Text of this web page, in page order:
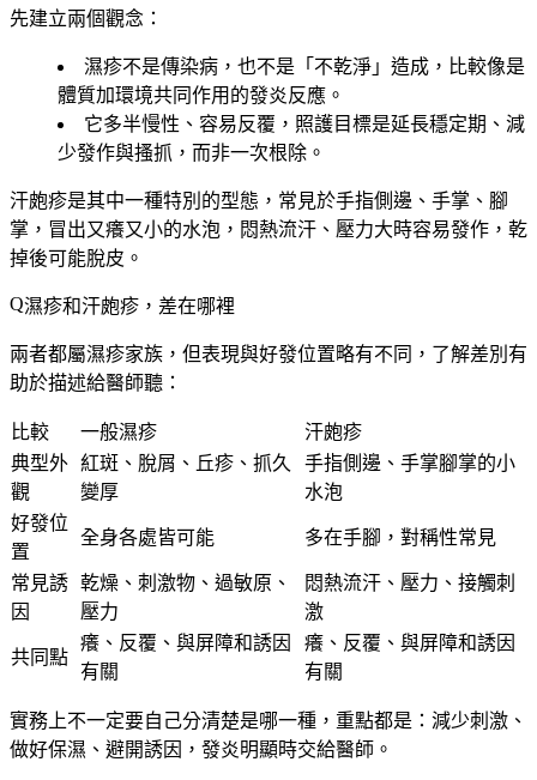
先建立兩個觀念：
濕疹不是傳染病 ，也不是「不乾淨」造成，比較像是
體質加環境共同作用的發炎反應。
它多半慢性、容易反覆 ，照護目標是延長穩定期、減
少發作與搔抓，而非一次根除。
汗皰疹是其中一種特別的型態，常見於手指側邊、手掌、腳
掌，冒出又癢又小的水泡，悶熱流汗、壓力大時容易發作，乾
掉後可能脫皮。
濕疹和汗皰疹，差在哪裡
兩者都屬濕疹家族，但表現與好發位置略有不同，了解差別有
助於描述給醫師聽：
比較 一般濕疹
汗皰疹
典型外
觀
紅斑、脫屑、丘疹、抓久
變厚
手指側邊、手掌腳掌的小
水泡
好發位
置
全身各處皆可能 多在手腳，對稱性常見
常見誘
因
乾燥、刺激物、過敏原、
壓力
悶熱流汗、壓力、接觸刺
激
共同點
癢、反覆、與屏障和誘因
有關
癢、反覆、與屏障和誘因
有關
實務上不一定要自己分清楚是哪一種，重點都是：減少刺激、
做好保濕、避開誘因，發炎明顯時交給醫師。